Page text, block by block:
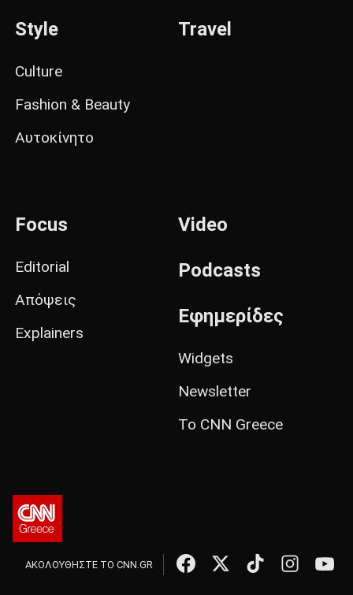
Style
Culture
Fashion & Beauty
Αυτοκίνητο
Travel
Focus
Editorial
Απόψεις
Explainers
Video
Podcasts
Εφημερίδες
Widgets
Newsletter
Το CNN Greece
ΑΚΟΛΟΥΘΗΣΤΕ ΤΟ CNN.GR